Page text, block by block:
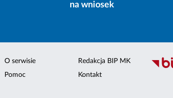
na wniosek
O serwisie
Pomoc
Redakcja BIP MK
Kontakt